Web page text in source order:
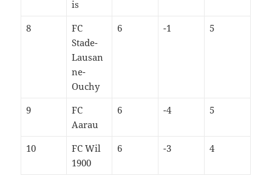
is
8
FC
Stade-
Lausan
ne-
Ouchy
6 -1 5
9
FC
Aarau
6 -4 5
10
FC Wil
1900
6 -3 4